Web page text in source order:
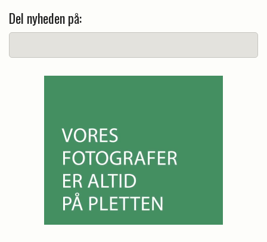
Del nyheden på: